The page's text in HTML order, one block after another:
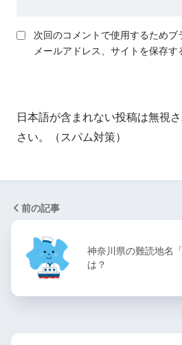
次回のコメントで使用するためブ
メールアドレス、サイトを保存す
日本語が含まれない投稿は無視
さい。（スパム対策）
前の記事
神奈川県の難読地名
は？